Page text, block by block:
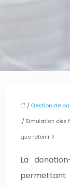
/ Gestion de
/ Simulation des
que retenir ?
La